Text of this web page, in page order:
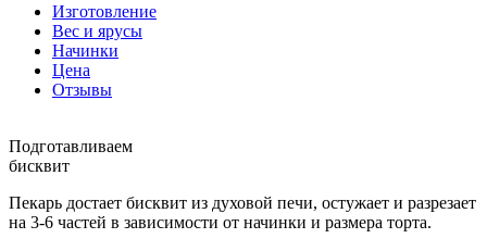
Изготовление
Вес и ярусы
Начинки
Цена
Отзывы
Подготавливаем
бисквит
Пекарь достает бисквит из духовой печи, остужает и разрезает
на 3-6 частей в зависимости от начинки и размера торта.